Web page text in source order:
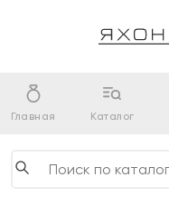
Главная Каталог